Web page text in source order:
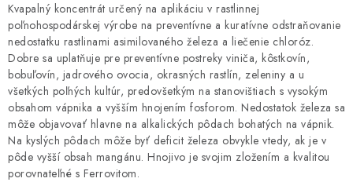
Kvapalný koncentrát určený na aplikáciu v rastlinnej
poľnohospodárskej výrobe na preventívne a kuratívne odstraňovanie
nedostatku rastlinami asimilovaného železa a liečenie chloróz.
Dobre sa uplatňuje pre preventívne postreky viniča, kôstkovín,
bobuľovín, jadrového ovocia, okrasných rastlín, zeleniny a u
všetkých poľných kultúr, predovšetkým na stanovištiach s vysokým
obsahom vápnika a vyšším hnojením fosforom. Nedostatok železa sa
môže objavovať hlavne na alkalických pôdach bohatých na vápnik.
Na kyslých pôdach môže byť deficit železa obvykle vtedy, ak je v
pôde vyšší obsah mangánu. Hnojivo je svojim zložením a kvalitou
porovnateľné s Ferrovitom.